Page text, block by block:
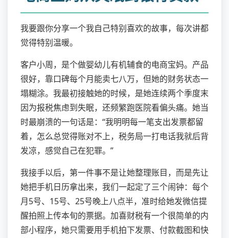
我要跟你分享一个我自己特别喜欢的故事，每次讲都
觉得特别温暖。
客户小周，是个做婴幼儿有机辅食的电商宝妈。产品
很好，靠口碑每个月能卖七八万，但她的财务状态一
塌糊涂。我最初接触她的时候，是她连续两个季度末
因为报税焦虑到失眠，还频繁跑医院看偏头痛。她当
时最崩溃的一句话是：“我明明每一笔支出发票都留
着，怎么总觉得账对不上，税务局一打电话我就后背
发凉，感觉自己在犯罪。”
我接手以后，第一件事不是让她整理账目，而是先让
她把手机日历拿出来，我们一起定了三个闹钟：每个
月5号、15号、25号晚上八点半，准时给她发微信提
醒拍照上传本旬的票据。加喜财税有一个很简单的内
部小程序，她只需要用手机拍下发票、付款截图和快